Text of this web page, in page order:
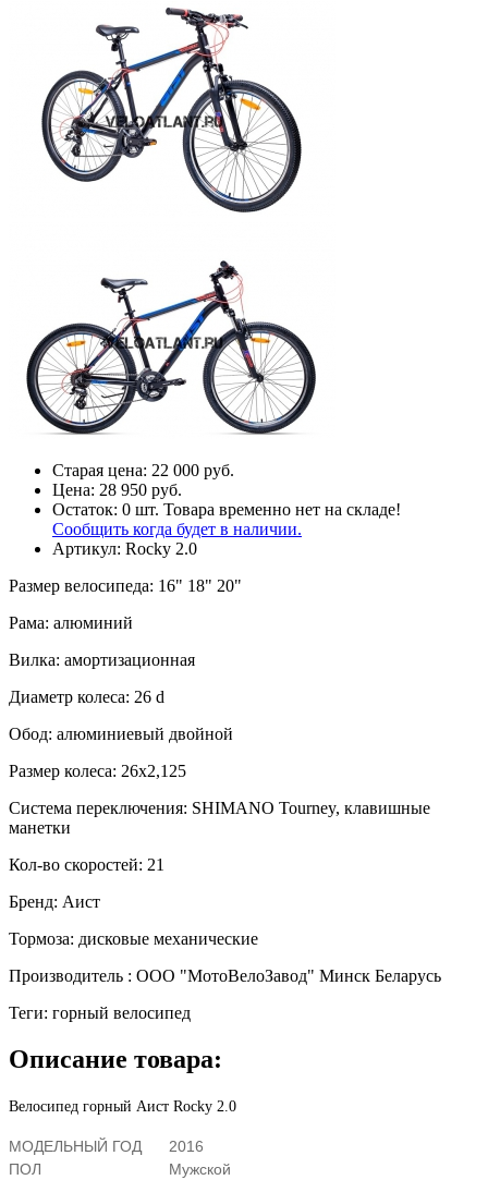
Старая цена: 22 000 руб.
Цена: 28 950 руб.
Остаток: 0 шт. Товара временно нет на складе!
Сообщить когда будет в наличии.
Артикул: Rocky 2.0
Размер велосипеда: 16" 18" 20"
Рама: алюминий
Вилка: амортизационная
Диаметр колеса: 26 d
Обод: алюминиевый двойной
Размер колеса: 26х2,125
Система переключения: SHIMANO Tourney, клавишные
манетки
Кол-во скоростей: 21
Бренд: Аист
Тормоза: дисковые механические
Производитель : ООО "МотоВелоЗавод" Минск Беларусь
Теги: горный велосипед
Описание товара:
Велосипед горный Аист Rocky 2.0
МОДЕЛЬНЫЙ ГОД
2016
ПОЛ
Мужской